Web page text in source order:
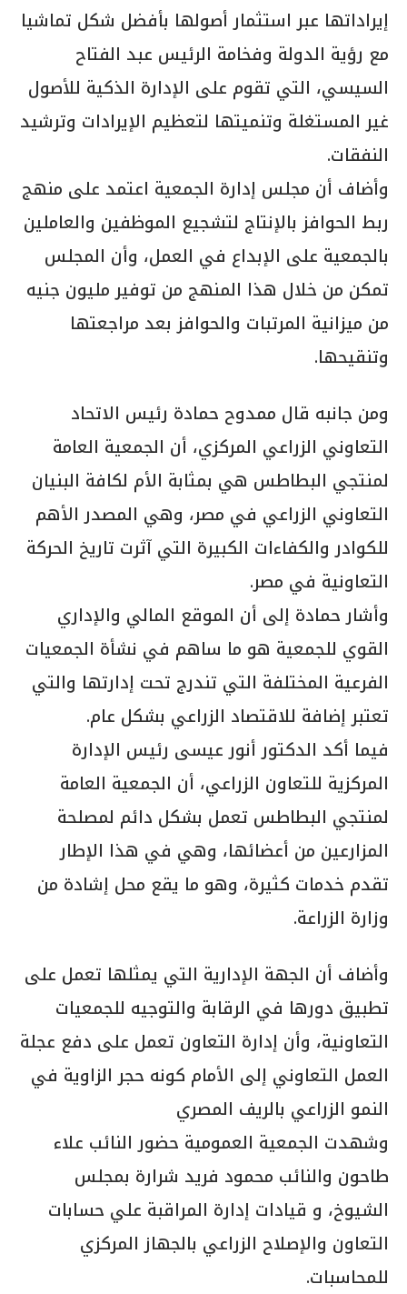
إيراداتها عبر استثمار أصولها بأفضل شكل تماشيا
مع رؤية الدولة وفخامة الرئيس عبد الفتاح
السيسي، التي تقوم على الإدارة الذكية للأصول
غير المستغلة وتنميتها لتعظيم الإيرادات وترشيد
النفقات.
وأضاف أن مجلس إدارة الجمعية اعتمد على منهج
ربط الحوافز بالإنتاج لتشجيع الموظفين والعاملين
بالجمعية على الإبداع في العمل، وأن المجلس
تمكن من خلال هذا المنهج من توفير مليون جنيه
من ميزانية المرتبات والحوافز بعد مراجعتها
وتنقيحها.
ومن جانبه قال ممدوح حمادة رئيس الاتحاد
التعاوني الزراعي المركزي، أن الجمعية العامة
لمنتجي البطاطس هي بمثابة الأم لكافة البنيان
التعاوني الزراعي في مصر، وهي المصدر الأهم
للكوادر والكفاءات الكبيرة التي آثرت تاريخ الحركة
التعاونية في مصر.
وأشار حمادة إلى أن الموقع المالي والإداري
القوي للجمعية هو ما ساهم في نشأة الجمعيات
الفرعية المختلفة التي تندرج تحت إدارتها والتي
تعتبر إضافة للاقتصاد الزراعي بشكل عام.
فيما أكد الدكتور أنور عيسى رئيس الإدارة
المركزية للتعاون الزراعي، أن الجمعية العامة
لمنتجي البطاطس تعمل بشكل دائم لمصلحة
المزارعين من أعضائها، وهي في هذا الإطار
تقدم خدمات كثيرة، وهو ما يقع محل إشادة من
وزارة الزراعة.
وأضاف أن الجهة الإدارية التي يمثلها تعمل على
تطبيق دورها في الرقابة والتوجيه للجمعيات
التعاونية، وأن إدارة التعاون تعمل على دفع عجلة
العمل التعاوني إلى الأمام كونه حجر الزاوية في
النمو الزراعي بالريف المصري
وشهدت الجمعية العمومية حضور النائب علاء
طاحون والنائب محمود فريد شرارة بمجلس
الشيوخ، و قيادات إدارة المراقبة علي حسابات
التعاون والإصلاح الزراعي بالجهاز المركزي
للمحاسبات.